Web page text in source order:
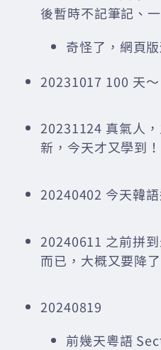
後暫時不記筆記、
奇怪了，網頁
20231017 100 天～
20231124 真氣人
新，今天才又學到
20240402 今天韓
20240611 之前拼
而已，大概又要降
20240819
前幾天粵語